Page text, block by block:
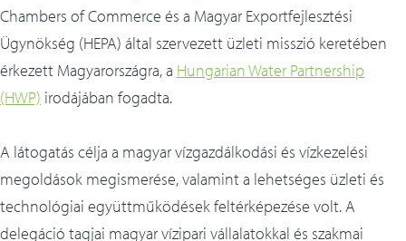
Chambers of Commerce és a Magyar Exportfejlesztési
Ügynökség (HEPA) által szervezett üzleti misszió keretében
érkezett Magyarországra, a Hungarian Water Partnership
(HWP) irodájában fogadta.
A látogatás célja a magyar vízgazdálkodási és vízkezelési
megoldások megismerése, valamint a lehetséges üzleti és
technológiai együttműködések feltérképezése volt. A
delegáció tagjai magyar vízipari vállalatokkal és szakmai